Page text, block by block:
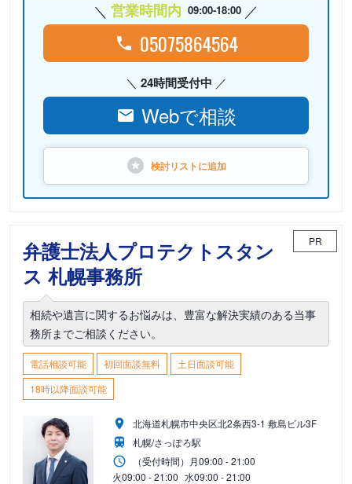
営業時間内 09:00-18:00
05075864564
24時間受付中
Webで相談
検討リストに追加
弁護士法人プロテクトスタン
ス 札幌事務所
PR
相続や遺言に関するお悩みは、豊富な解決実績のある当事
務所までご相談ください。
電話相談可能 初回面談無料
土日面談可能
18時以降面談可能
北海道札幌市中央区北2条西3-1 敷島ビル3F
札幌/さっぽろ駅
（受付時間） 月09:00 - 21:00
火09:00 - 21:00 水09:00 - 21:00